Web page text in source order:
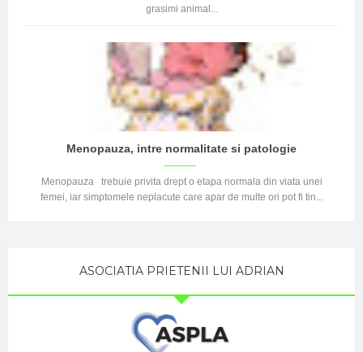
grasimi animal...
Menopauza, intre normalitate si patologie
Menopauza trebuie privita drept o etapa normala din viata unei
femei, iar simptomele neplacute care apar de multe ori pot fi tin...
ASOCIATIA PRIETENII LUI ADRIAN